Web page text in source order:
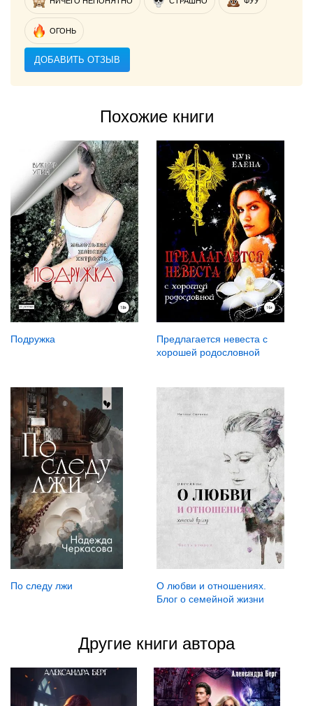
ОГОНЬ
ДОБАВИТЬ ОТЗЫВ
Похожие книги
Подружка
Предлагается невеста с
хорошей родословной
По следу лжи
О любви и отношениях.
Блог о семейной жизни
Другие книги автора